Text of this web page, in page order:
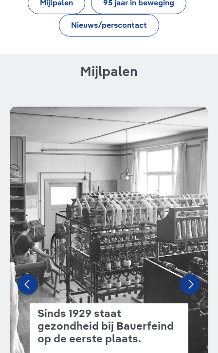
Mijlpalen 95 jaar in beweging
Nieuws/perscontact
Mijlpalen
Bildergalerie überspringen
Sinds 1929 staat
gezondheid bij Bauerfeind
op de eerste plaats.